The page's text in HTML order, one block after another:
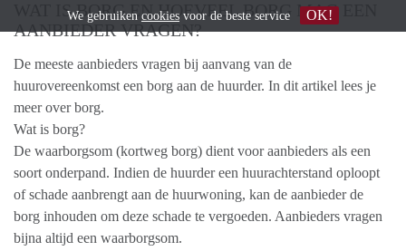
WAT IS BORG EN HOEVEEL BORG MAG EEN
AANBIEDER VRAGEN?
De meeste aanbieders vragen bij aanvang van de
huurovereenkomst een borg aan de huurder. In dit artikel lees je
meer over borg.
Wat is borg?
De waarborgsom (kortweg borg) dient voor aanbieders als een
soort onderpand. Indien de huurder een huurachterstand oploopt
of schade aanbrengt aan de huurwoning, kan de aanbieder de
borg inhouden om deze schade te vergoeden. Aanbieders vragen
bijna altijd een waarborgsom.
We gebruiken cookies voor de beste service OK!